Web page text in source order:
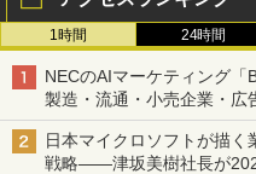
1時間 24時間
NECのAIマーケティング
製造・流通・小売企業・広
日本マイクロソフトが描く
戦略――津坂美樹社長が